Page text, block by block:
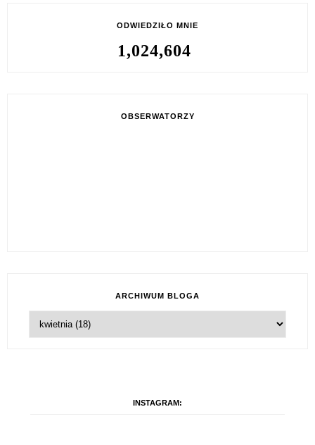
ODWIEDZIŁO MNIE
1,024,604
OBSERWATORZY
ARCHIWUM BLOGA
INSTAGRAM: